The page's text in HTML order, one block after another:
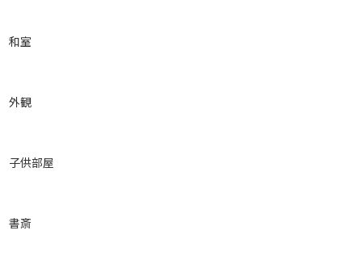
和室
外観
子供部屋
書斎